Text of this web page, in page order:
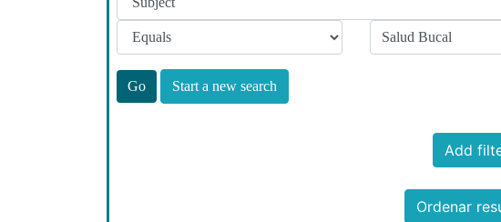
Start a new search
Add
Ordenar